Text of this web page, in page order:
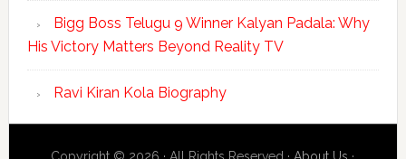
Bigg Boss Telugu 9 Winner Kalyan Padala: Why
His Victory Matters Beyond Reality TV
Ravi Kiran Kola Biography
Copyright © 2026 · All Rights Reserved · About Us ·